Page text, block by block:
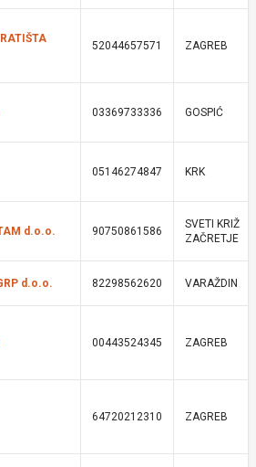
52044657571 ZAGREB
03369733336 GOSPIĆ
05146274847 KRK
d.o.o. 90750861586
SVETI KRIŽ
ZAČRETJE
d.o.o. 82298562620 VARAŽDIN
00443524345 ZAGREB
64720212310 ZAGREB